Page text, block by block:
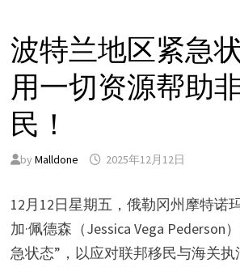
波特兰地区紧急
用一切资源帮助
民！
by Malldone 2025年12月12日
12月12日星期五，俄勒冈州摩特诺
加·佩德森（Jessica Vega Pederson
急状态”，以应对联邦移民与海关执